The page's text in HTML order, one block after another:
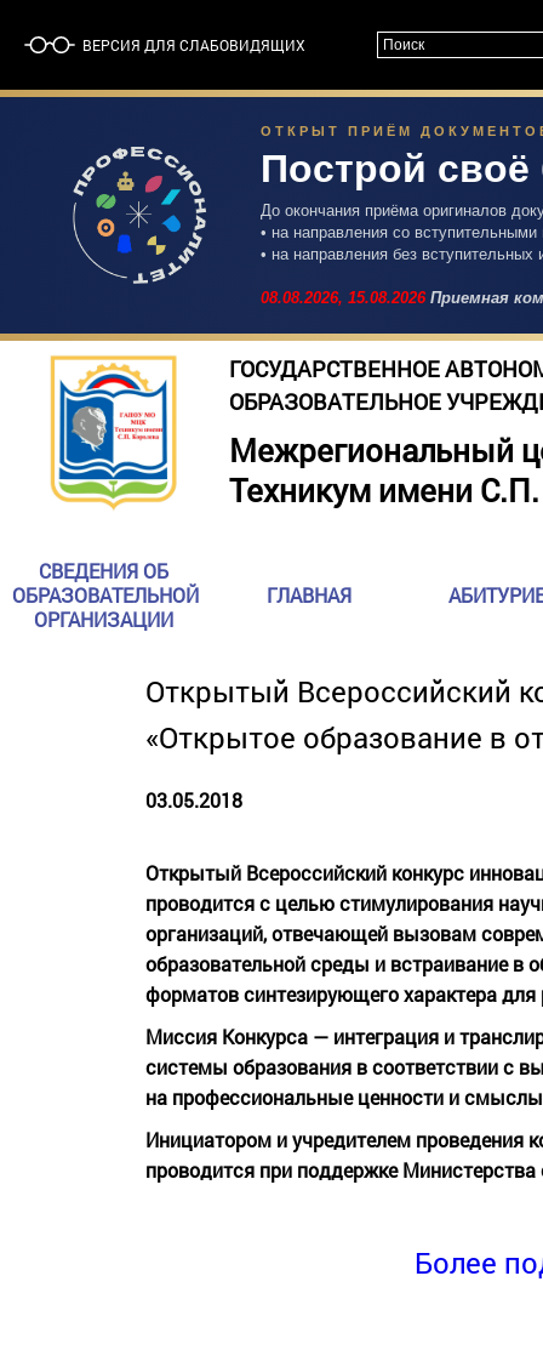
ВЕРСИЯ ДЛЯ СЛАБОВИДЯЩИХ
ОТКРЫТ ПРИЁМ
Построй
До окончания приёма оригиналов
• на направления со
• на направления без
08.08.2026, 15.08.2026Приемная
ГОСУДАРСТВЕННОЕ
ОБРАЗОВАТЕЛЬНОЕ
Межрегиональный
Техникум имени
СВЕДЕНИЯ ОБ
ОБРАЗОВАТЕЛЬНОЙ
ОРГАНИЗАЦИИ
ГЛАВНАЯ
Открытый Всероссийский
«Открытое образование в
03.05.2018
Открытый Всероссийский конкурс
проводится с целью стимулирования
организаций, отвечающей вызовам
образовательной среды и встраивание в
форматов синтезирующего характера
Миссия Конкурса — интеграция и
системы образования в соответствии с
на профессиональные ценности и
Инициатором и учредителем проведения
проводится при поддержке
Более